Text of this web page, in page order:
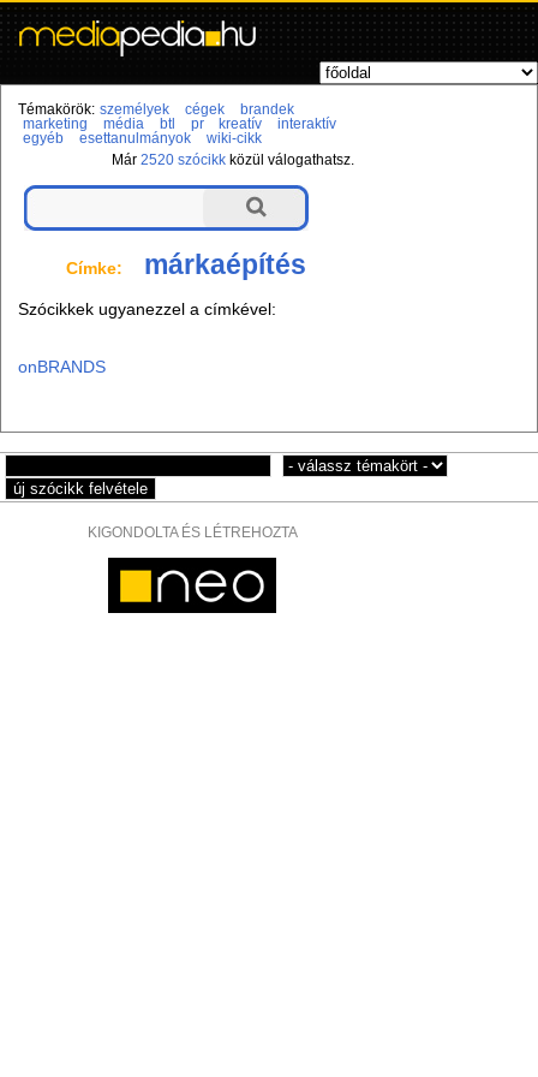
Témakörök: személyek cégek
brandek
marketing
média btl pr kreatív
interaktív
egyéb
esettanulmányok
wiki-cikk
Már2520 szócikk közül válogathatsz.
Címke: márkaépítés
Szócikkek ugyanezzel a címkével:
onBRANDS
KIGONDOLTA ÉS LÉTREHOZTA